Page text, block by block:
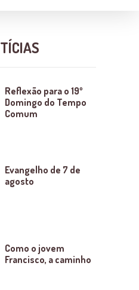
Reflexão para o 19º
Domingo do Tempo
Comum
Evangelho de 7 de
agosto
Como o jovem
Francisco, a caminho